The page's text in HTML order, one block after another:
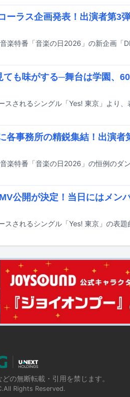
ーラス企画発表！出演者第3弾
も味がする─舞台は学園、
各事務所の精鋭集結！出演者
公開が決定！当日にはメン
の無断転載・引用を禁じます。
Rights Reserved.